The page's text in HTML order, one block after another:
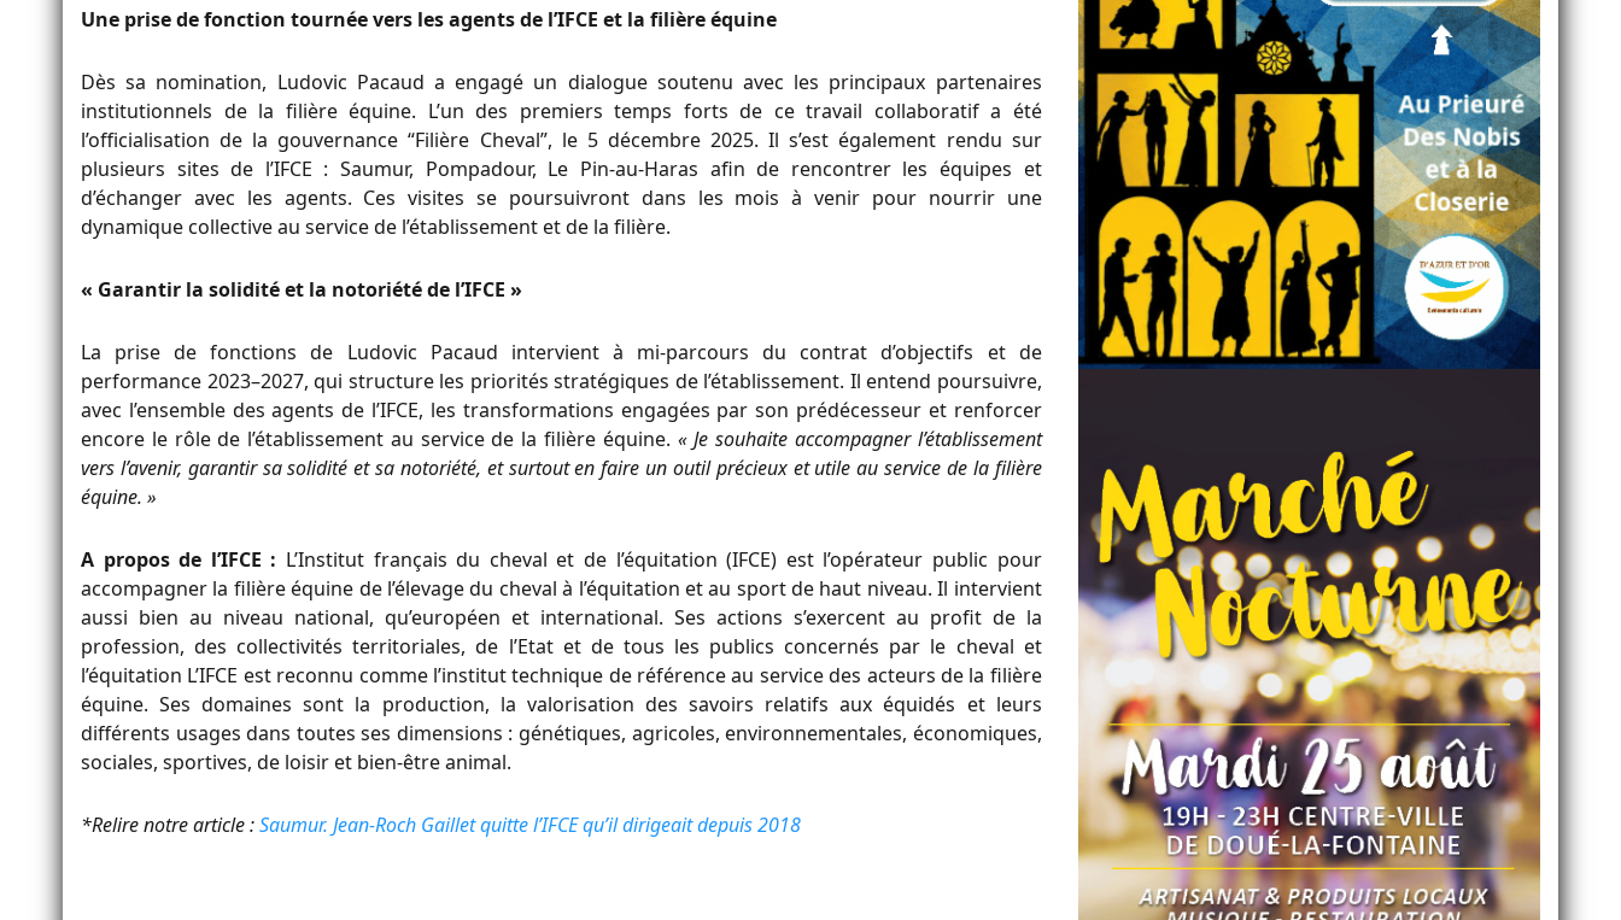
Une prise de fonction tournée vers les agents de l’IFCE et la filière équine
Dès sa nomination, Ludovic Pacaud a engagé un dialogue soutenu avec les principaux partenaires
institutionnels de la filière équine. L’un des premiers temps forts de ce travail collaboratif a été
l’officialisation de la gouvernance “Filière Cheval”, le 5 décembre 2025. Il s’est également rendu sur
plusieurs sites de l’IFCE : Saumur, Pompadour, Le Pin-au-Haras afin de rencontrer les équipes et
d’échanger avec les agents. Ces visites se poursuivront dans les mois à venir pour nourrir une
dynamique collective au service de l’établissement et de la filière.
« Garantir la solidité et la notoriété de l’IFCE »
La prise de fonctions de Ludovic Pacaud intervient à mi-parcours du contrat d’objectifs et de
performance 2023–2027, qui structure les priorités stratégiques de l’établissement. Il entend poursuivre,
avec l’ensemble des agents de l’IFCE, les transformations engagées par son prédécesseur et renforcer
encore le rôle de l’établissement au service de la filière équine. « Je souhaite accompagner l’établissement
vers l’avenir, garantir sa solidité et sa notoriété, et surtout en faire un outil précieux et utile au service de la filière
équine. »
A propos de l’IFCE : L’Institut français du cheval et de l’équitation (IFCE) est l’opérateur public pour
accompagner la filière équine de l’élevage du cheval à l’équitation et au sport de haut niveau. Il intervient
aussi bien au niveau national, qu’européen et international. Ses actions s’exercent au profit de la
profession, des collectivités territoriales, de l’Etat et de tous les publics concernés par le cheval et
l’équitation L’IFCE est reconnu comme l’institut technique de référence au service des acteurs de la filière
équine. Ses domaines sont la production, la valorisation des savoirs relatifs aux équidés et leurs
différents usages dans toutes ses dimensions : génétiques, agricoles, environnementales, économiques,
sociales, sportives, de loisir et bien-être animal.
*Relire notre article :Saumur. Jean-Roch Gaillet quitte l’IFCE qu’il dirigeait depuis 2018